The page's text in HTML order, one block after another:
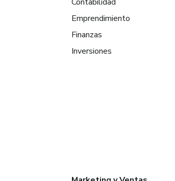
Emprendimiento
Finanzas
Inversiones